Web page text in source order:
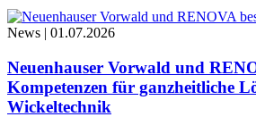
News | 01.07.2026
Neuenhauser Vorwald und
Kompetenzen für ganzheitliche
Wickeltechnik